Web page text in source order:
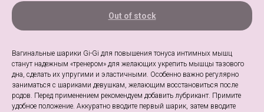
Out of stock
Вагинальные шарики Gi-Gi для повышения тонуса интимных мышц
станут надежным «тренером» для желающих укрепить мышцы тазового
дна, сделать их упругими и эластичными. Особенно важно регулярно
заниматься с шариками девушкам, желающим восстановиться после
родов. Перед применением рекомендуем добавить лубрикант. Примите
удобное положение. Аккуратно вводите первый шарик, затем вводите